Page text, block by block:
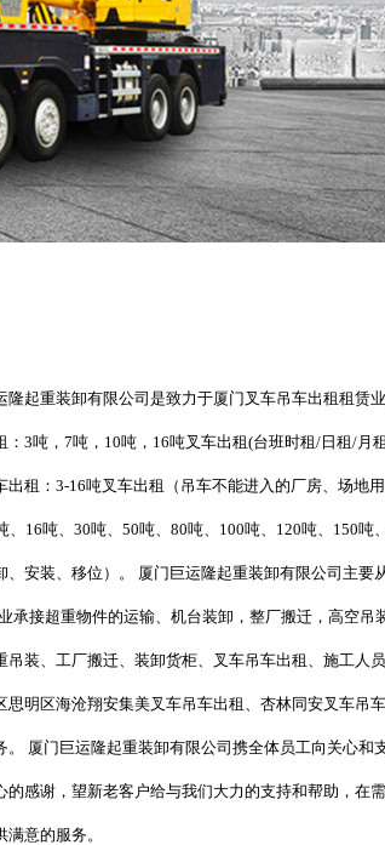
隆起重装卸有限公司是致力于厦门叉车吊车出租租赁
：3吨，7吨，10吨，16吨叉车出租(台班时租/日租/月
出租：3-16吨叉车出租（吊车不能进入的厂房、场地
、16吨、30吨、50吨、80吨、100吨、120吨、150吨
、安装、移位）。 厦门巨运隆起重装卸有限公司主要
承接超重物件的运输、机台装卸，整厂搬迁，高空吊
吊装、工厂搬迁、装卸货柜、叉车吊车出租、施工人
思明区海沧翔安集美叉车吊车出租、杏林同安叉车吊
。 厦门巨运隆起重装卸有限公司携全体员工向关心和
的感谢，望新老客户给与我们大力的支持和帮助，在
满意的服务。